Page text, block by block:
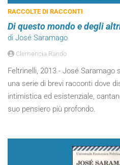
RACCOLTE DI RACCONTI
Di questo mondo e degli
di José Saramago
Clemencia Rando
Feltrinelli, 2013 - José
una serie di brevi racconti dove
intimistica ed esistenziale,
suo pensiero più profondo.